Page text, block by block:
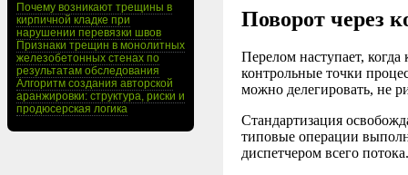
Почему возникают трещины в
кирпичной кладке при
нарушении перевязки швов
Признаки трещин в монолитных
железобетонных стенах по
результатам обследования
Алгоритм создания авторской
аранжировки: структура, риски и
продюсерская логика
Поворот через
Перелом наступает,
контрольные точки
можно делегировать, не
Стандартизация
типовые операции
диспетчером всего потока.